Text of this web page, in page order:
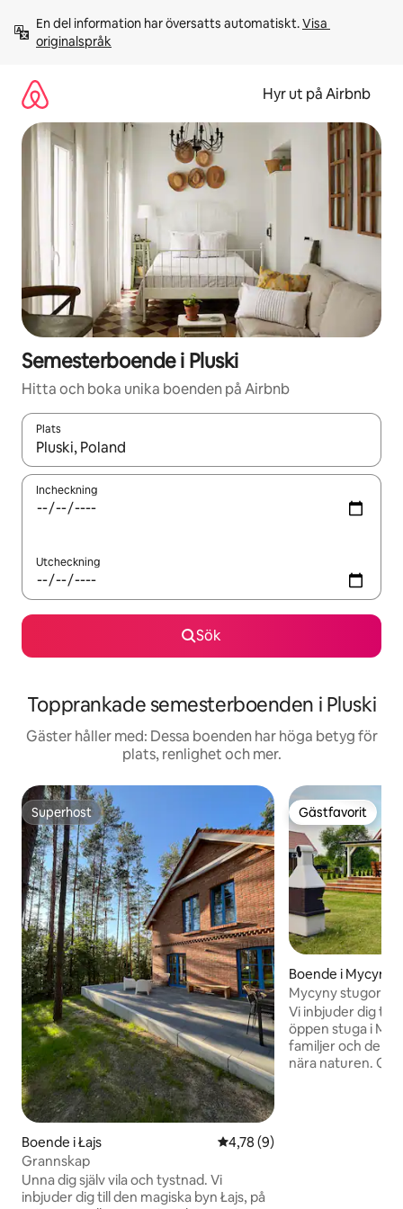
innehåll
En del information har översatts automatiskt. Visa
originalspråk
Hyr ut på Airbnb
Semesterboende i Pluski
Hitta och boka unika boenden på Airbnb
Plats
När resultaten är tillgängliga kan du navigera med upp- och
Incheckning
Utcheckning
Sök
Topprankade semesterboenden i Pluski
Gäster håller med: Dessa boenden har höga betyg för
plats, renlighet och mer.
Superhost
Superhost
Boende i Łajs 4,78 av 5 i genomsnittligt
4,78 (9)
Grannskap
Unna dig själv vila och tystnad. Vi
inbjuder dig till den magiska byn Łajs, på
Gästfavorit
Gästfavorit
Boende i Mycyny
Mycyny stugor
Vi inbjuder dig till
öppen stuga i
familjer och de
nära naturen.